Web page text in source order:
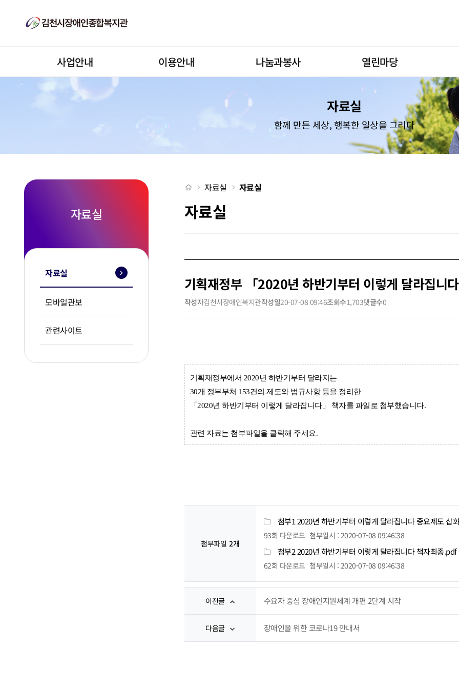
사업안내 이용안내 나눔과봉사 열린마당
자료실
함께 만든 세상, 행복한 일상을 그리다
처음으로
자료실 자료실
자료실
기획재정부 「2020년 하반기부터 이렇게 달라집니
작성자김천시장애인복지관작성일20-07-08 09:46조회수1,703댓글수0
기획재정부에서 2020년 하반기부터 달라지는
30개 정부부처 153건의 제도와 법규사항 등을 정리 한
「 2020년 하반기부터 이렇게 달라집니다」 책자를 파일로 첨부했습니다.
관련 자료는 첨부파일을 클릭해 주세요.
첨부파일 2개
첨부1 2020년 하반기부터 이렇게 달라집니다 중요제도 삽
93회 다운로드 첨부일시 : 2020-07-08 09:46:38
첨부2 2020년 하반기부터 이렇게 달라집니다 책자최종.pdf
62회 다운로드 첨부일시 : 2020-07-08 09:46:38
이전글 수요자 중심 장애인지원체계 개편 2단계 시작
다음글 장애인을 위한 코로나19 안내서
자료실
자료실
모바일관보
관련사이트